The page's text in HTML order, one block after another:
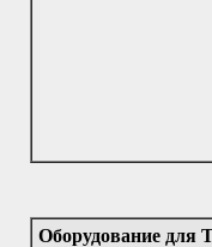
Оборудование для